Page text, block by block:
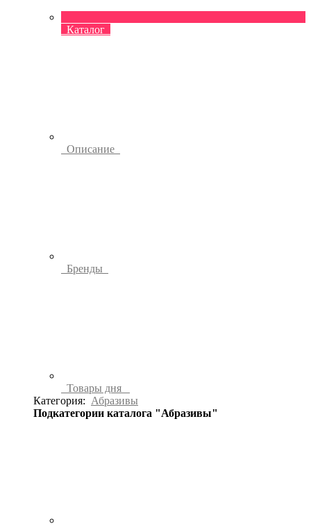
Каталог
Описание
Бренды
Товары дня
Категория: Абразивы
Подкатегории каталога "Абразивы"